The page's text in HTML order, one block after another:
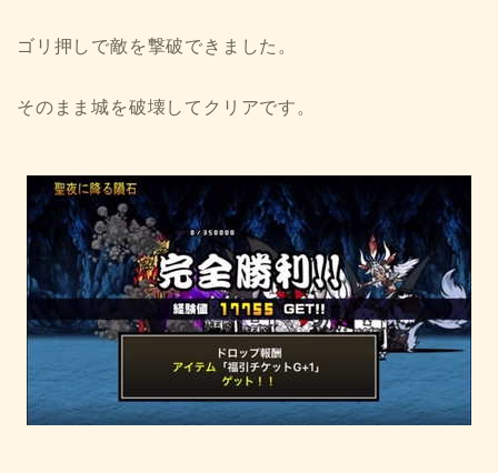
ゴリ押しで敵を撃破できました。
そのまま城を破壊してクリアです。